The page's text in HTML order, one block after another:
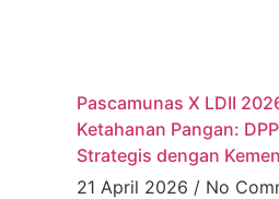
Pascamunas X LDII
Ketahanan Pangan:
Strategis dengan
21 April 2026 No